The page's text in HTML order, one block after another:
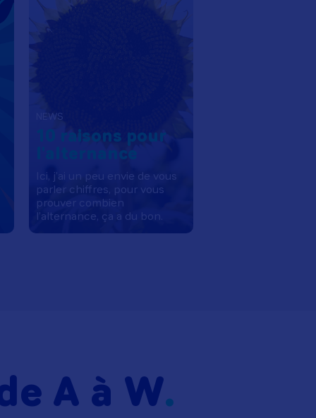
NEWS
10 raisons pour
l'alternance
Ici, j’ai un peu envie de vous
parler chiffres, pour vous
prouver combien
l’alternance, ça a du bon.
A à W